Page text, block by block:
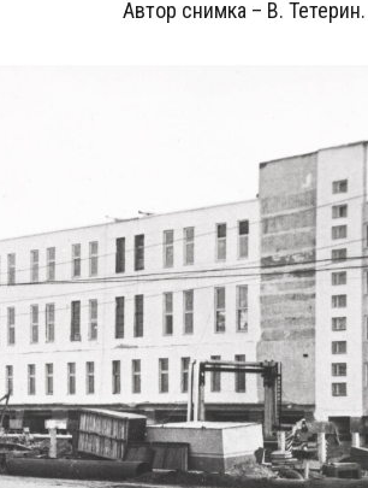
Автор снимка – В. Тетерин.